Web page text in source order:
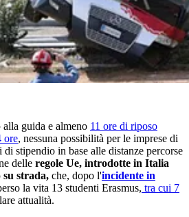
guida e almeno 11 ore di riposo
ore, nessuna possibilità per le imprese di
stipendio in base alle distanze percorse
delle regole Ue, introdotte in Italia
strada, che, dopo l'incidente in
la vita 13 studenti Erasmus, tra cui 7
attualità.